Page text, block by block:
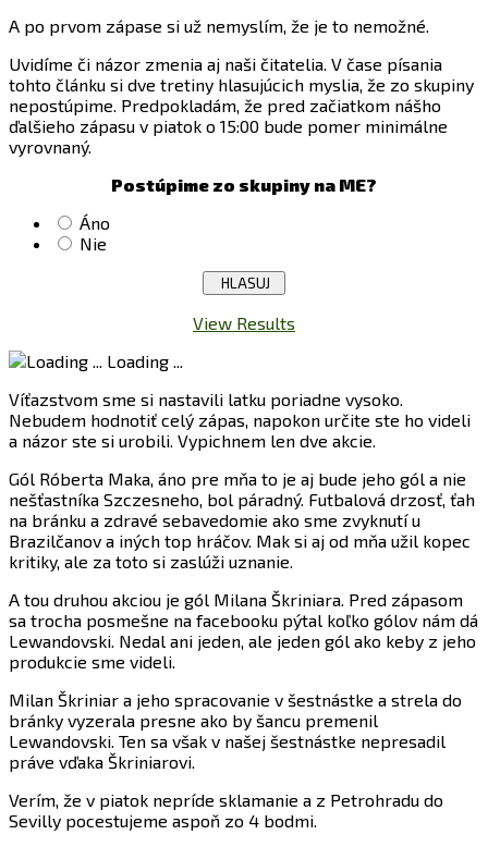
A po prvom zápase si už nemyslím, že je to nemožné.
Uvidíme či názor zmenia aj naši čitatelia. V čase písania
tohto článku si dve tretiny hlasujúcich myslia, že zo skupiny
nepostúpime. Predpokladám, že pred začiatkom nášho
ďalšieho zápasu v piatok o 15:00 bude pomer minimálne
vyrovnaný.
Postúpime zo skupiny na ME?
Áno
Nie
View Results
Loading ...
Víťazstvom sme si nastavili latku poriadne vysoko.
Nebudem hodnotiť celý zápas, napokon určite ste ho videli
a názor ste si urobili. Vypichnem len dve akcie.
Gól Róberta Maka, áno pre mňa to je aj bude jeho gól a nie
nešťastníka Szczesneho, bol páradný. Futbalová drzosť, ťah
na bránku a zdravé sebavedomie ako sme zvyknutí u
Brazilčanov a iných top hráčov. Mak si aj od mňa užil kopec
kritiky, ale za toto si zaslúži uznanie.
A tou druhou akciou je gól Milana Škriniara. Pred zápasom
sa trocha posmešne na facebooku pýtal koľko gólov nám dá
Lewandovski. Nedal ani jeden, ale jeden gól ako keby z jeho
produkcie sme videli.
Milan Škriniar a jeho spracovanie v šestnástke a strela do
bránky vyzerala presne ako by šancu premenil
Lewandovski. Ten sa však v našej šestnástke nepresadil
práve vďaka Škriniarovi.
Verím, že v piatok nepríde sklamanie a z Petrohradu do
Sevilly pocestujeme aspoň zo 4 bodmi.